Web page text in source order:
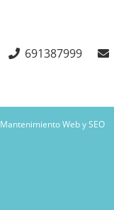
691387999
Mantenimiento Web y SEO